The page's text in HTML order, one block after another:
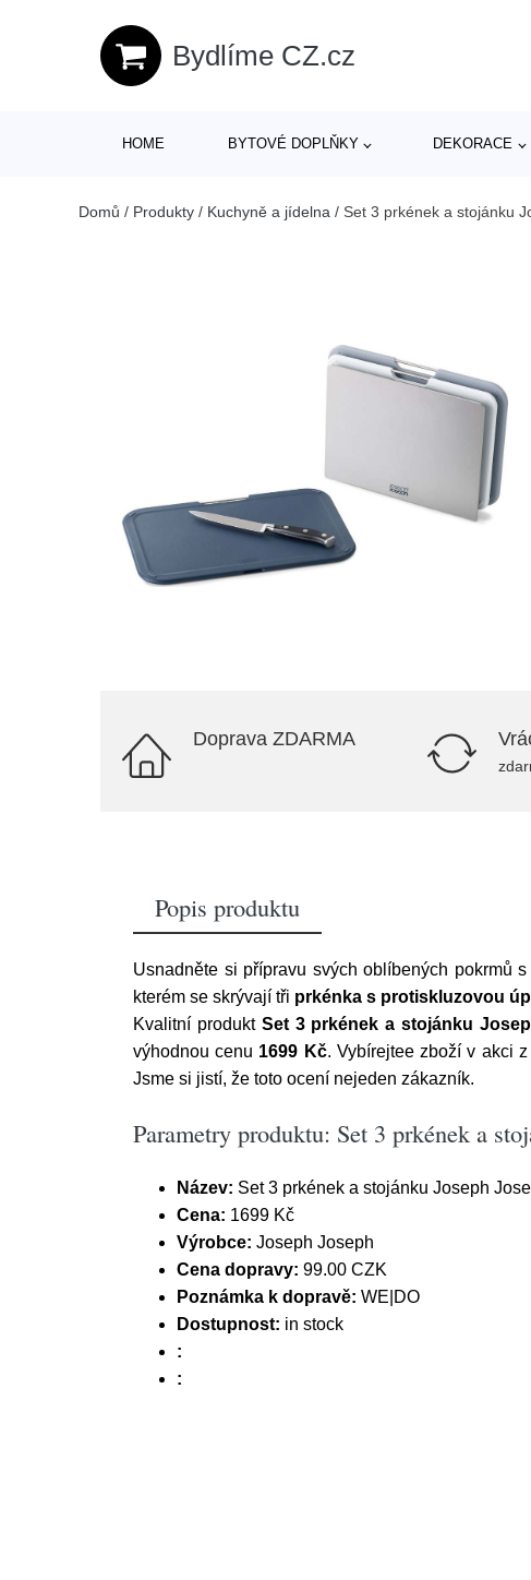
Bydlíme CZ.cz
HOME BYTOVÉ DOPLŇKY DEKORACE
Domů / Produkty / Kuchyně a jídelna / Set 3 prkének a stojánku
Doprava ZDARMA
Popis produktu
Usnadněte si přípravu svých oblíbených pokrmů s
kterém se skrývají tři prkénka s protiskluzovou
Kvalitní produkt Set 3 prkének a stojánku
výhodnou cenu 1699 Kč. Vybírejtee zboží v akci
Jsme si jistí, že toto ocení nejeden zákazník.
Parametry produktu: Set 3 prkének a
Název: Set 3 prkének a stojánku Joseph
Cena: 1699 Kč
Výrobce: Joseph Joseph
Cena dopravy: 99.00 CZK
Poznámka k dopravě: WE|DO
Dostupnost: in stock
:
: